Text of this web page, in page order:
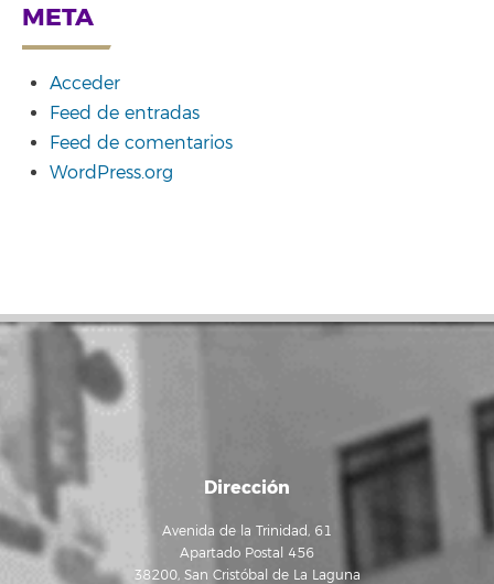
META
Acceder
Feed de entradas
Feed de comentarios
WordPress.org
Dirección
Avenida de la Trinidad, 61
Apartado Postal 456
38200, San Cristóbal de La Laguna